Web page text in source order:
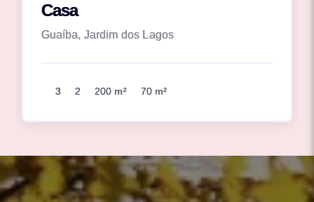
Casa
Guaíba, Jardim dos Lagos
3 2 200 m² 70 m²